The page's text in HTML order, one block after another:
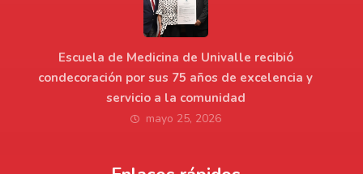
Escuela de Medicina de Univalle recibió
condecoración por sus 75 años de excelencia y
servicio a la comunidad
mayo 25, 2026